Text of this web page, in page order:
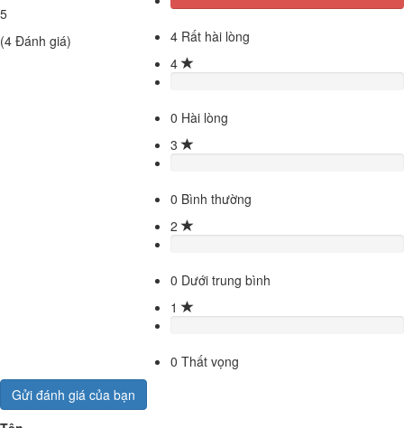
5
(4 Đánh giá) 4 Rất hài lòng
4
0 Hài lòng
3
0 Bình thường
2
0 Dưới trung bình
1
0 Thất vọng
Gửi đánh giá của bạn